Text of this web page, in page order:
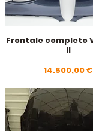
Vista rapida
Frontale completo
II
Prezzo
14.500,00 €